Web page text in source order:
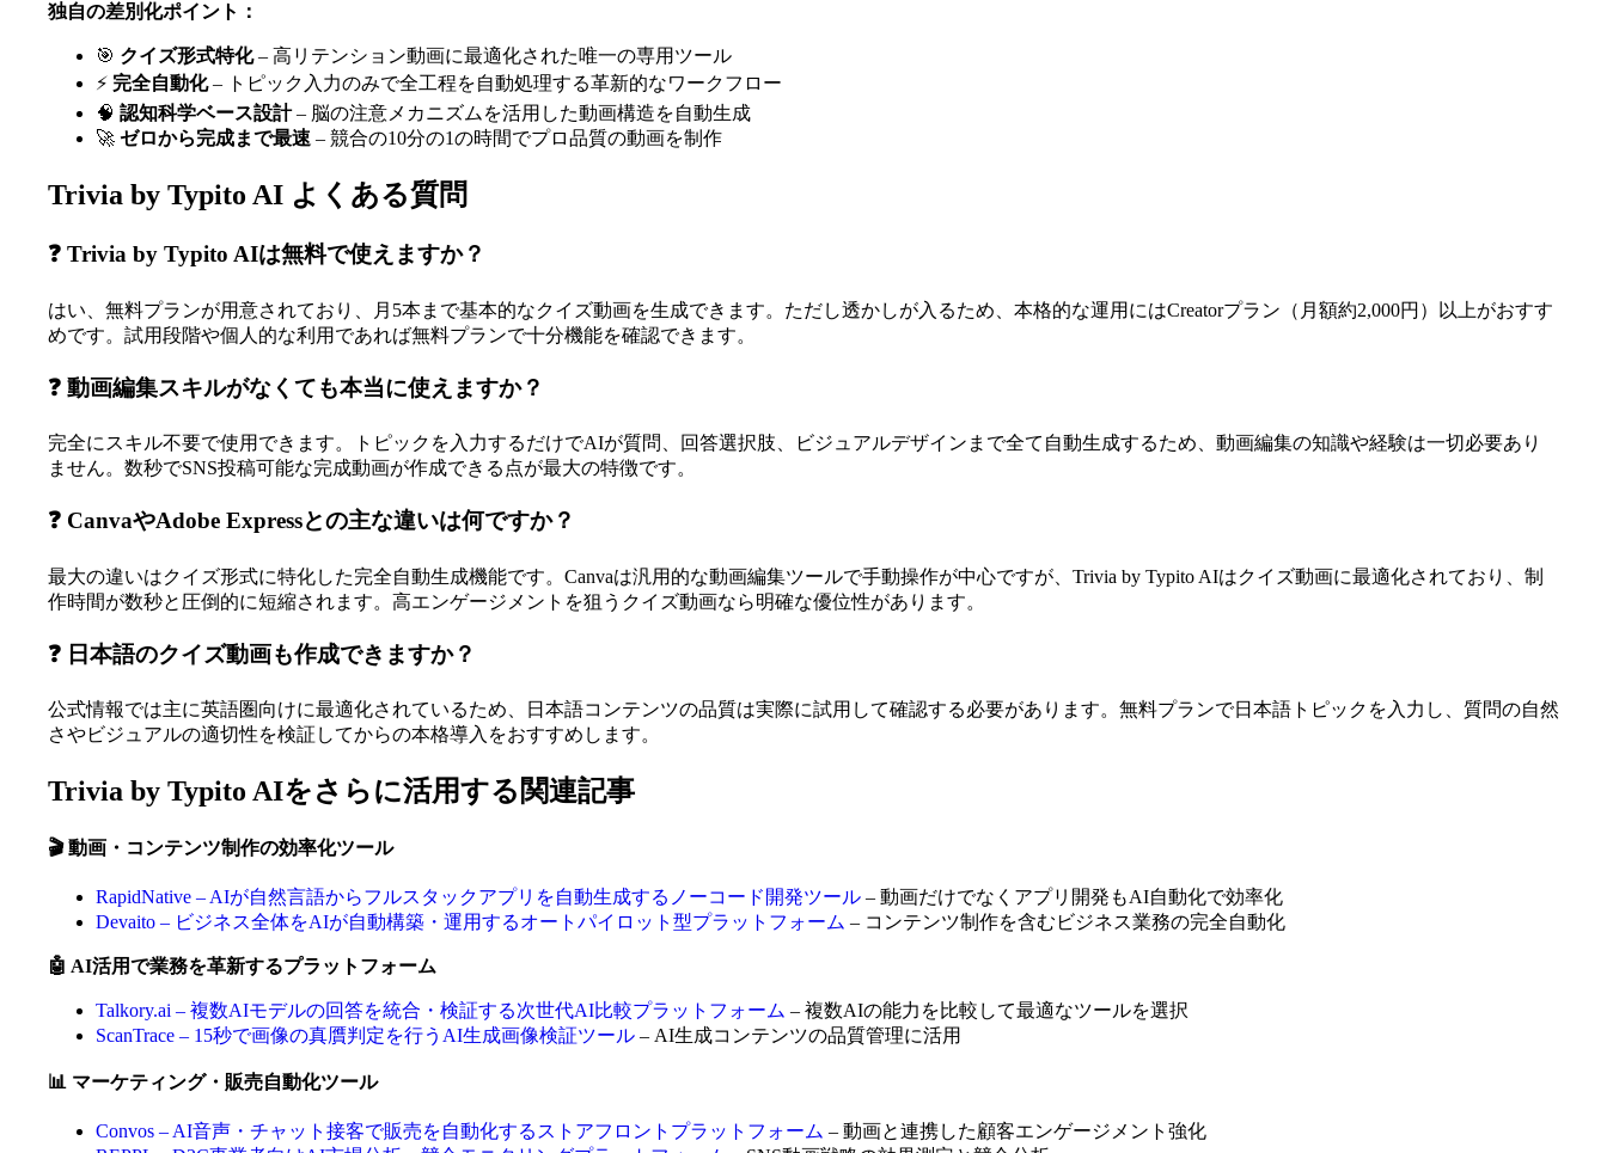
独自の差別化ポイント：
🎯 クイズ形式特化– 高リテンション動画に最適化された唯一の専用ツール
⚡ 完全自動化– トピック入力のみで全工程を自動処理する革新的なワークフロー
🧠 認知科学ベース設計– 脳の注意メカニズムを活用した動画構造を自動生成
🚀 ゼロから完成まで最速 – 競合の10分の1の時間でプロ品質の動画を制作
Trivia by Typito AI よくある質問
❓ Trivia by Typito AIは無料で使えますか？
はい、無料プランが用意されており、月5本まで基本的なクイズ動画を生成できます。ただし透かしが入るため、本格的な運用にはCreatorプラン（月額約2,000円）以上がおすす
めです。試用段階や個人的な利用であれば無料プランで十分機能を確認できます。
❓ 動画編集スキルがなくても本当に使えますか？
完全にスキル不要で使用できます。トピックを入力するだけでAIが質問、回答選択肢、ビジュアルデザインまで全て自動生成するため、動画編集の知識や経験は一切必要あり
ません。数秒でSNS投稿可能な完成動画が作成できる点が最大の特徴です。
❓ CanvaやAdobe Expressとの主な違いは何ですか？
最大の違いはクイズ形式に特化した完全自動生成機能です。Canvaは汎用的な動画編集ツールで手動操作が中心ですが、Trivia by Typito AIはクイズ動画に最適化されており、制
作時間が数秒と圧倒的に短縮されます。高エンゲージメントを狙うクイズ動画なら明確な優位性があります。
❓ 日本語のクイズ動画も作成できますか？
公式情報では主に英語圏向けに最適化されているため、日本語コンテンツの品質は実際に試用して確認する必要があります。無料プランで日本語トピックを入力し、質問の自然
さやビジュアルの適切性を検証してからの本格導入をおすすめします。
Trivia by Typito AIをさらに活用する関連記事
🎬 動画・コンテンツ制作の効率化ツール
RapidNative – AIが自然言語からフルスタックアプリを自動生成するノーコード開発ツール – 動画だけでなくアプリ開発もAI自動化で効率化
Devaito – ビジネス全体をAIが自動構築・運用するオートパイロット型プラットフォーム – コンテンツ制作を含むビジネス業務の完全自動化
🤖 AI活用で業務を革新するプラットフォーム
Talkory.ai – 複数AIモデルの回答を統合・検証する次世代AI比較プラットフォーム – 複数AIの能力を比較して最適なツールを選択
ScanTrace – 15秒で画像の真贋判定を行うAI生成画像検証ツール – AI生成コンテンツの品質管理に活用
📊 マーケティング・販売自動化ツール
Convos – AI音声・チャット接客で販売を自動化するストアフロントプラットフォーム – 動画と連携した顧客エンゲージメント強化